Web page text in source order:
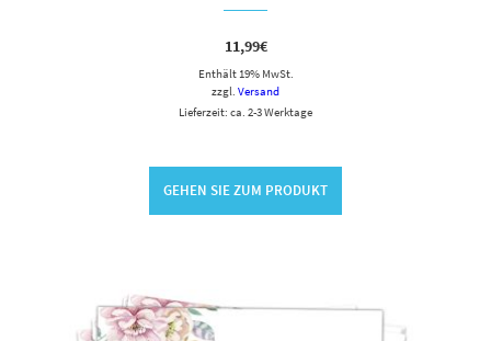
11,99€
Enthält 19% MwSt.
zzgl. Versand
Lieferzeit: ca. 2-3 Werktage
GEHEN SIE ZUM PRODUKT